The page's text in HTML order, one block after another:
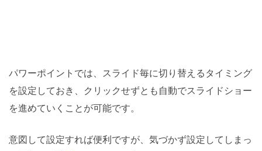
パワーポイントでは、スライド毎に切り替えるタイミング
を設定しておき、クリックせずとも自動でスライドショー
を進めていくことが可能です。
意図して設定すれば便利ですが、気づかず設定してしまっ